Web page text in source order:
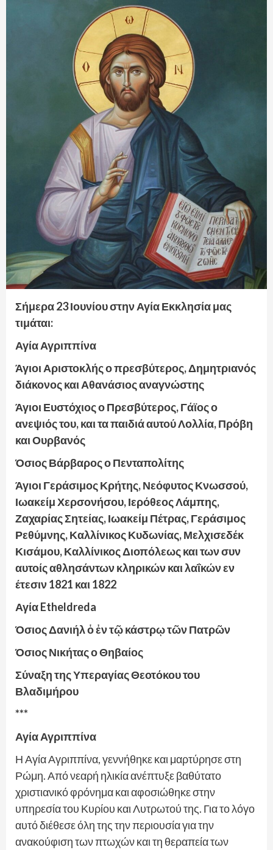
Σήμερα 23 Ιουνίου στην Αγία Εκκλησία μας
τιμάται:
Αγία Αγριππίνα
Άγιοι Αριστοκλής ο πρεσβύτερος, Δημητριανός
διάκονος και Αθανάσιος αναγνώστης
Άγιοι Ευστόχιος ο Πρεσβύτερος, Γάϊος ο
ανεψιός του, και τα παιδιά αυτού Λολλία, Πρόβη
και Ουρβανός
Όσιος Βάρβαρος ο Πενταπολίτης
Άγιοι Γεράσιμος Κρήτης, Νεόφυτος Κνωσσού,
Ιωακείμ Χερσονήσου, Ιερόθεος Λάμπης,
Ζαχαρίας Σητείας, Ιωακείμ Πέτρας, Γεράσιμος
Ρεθύμνης, Καλλίνικος Κυδωνίας, Μελχισεδέκ
Κισάμου, Καλλίνικος Διοπόλεως και των συν
αυτοίς αθλησάντων κληρικών και λαΐκών εν
έτεσιν 1821 και 1822
Αγία Etheldreda
Όσιος Δανιήλ ὁ ἐν τῷ κάστρῳ τῶν Πατρῶν
Όσιος Νικήτας ο Θηβαίος
Σύναξη της Υπεραγίας Θεοτόκου του
Βλαδιμήρου
***
Αγία Αγριππίνα
Η Αγία Αγριππίνα, γεννήθηκε και μαρτύρησε στη
Ρώμη. Από νεαρή ηλικία ανέπτυξε βαθύτατο
χριστιανικό φρόνημα και αφοσιώθηκε στην
υπηρεσία του Κυρίου και Λυτρωτού της. Για το λόγο
αυτό διέθεσε όλη της την περιουσία για την
ανακούφιση των πτωχών και τη θεραπεία των